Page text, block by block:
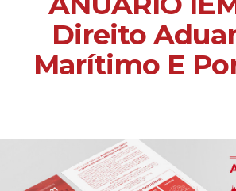
Direito
Marítimo E